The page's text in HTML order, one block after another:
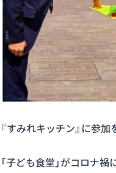
『すみれキッチン』に参加
「子ども食堂」がコロナ